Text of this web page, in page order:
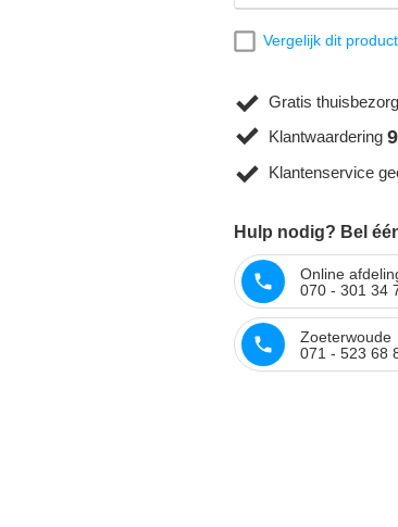
Vergelijk dit product
Gratis
Klantwaardering
Klantenservice
Hulp nodig? Bel
Online
070 - 301 34
Zoeterwoude
071 - 523 68